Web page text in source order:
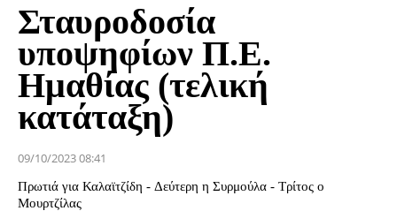
Σταυροδοσία
υποψηφίων Π.Ε.
Ημαθίας (τελική
κατάταξη)
09/10/2023 08:41
Πρωτιά για Καλαϊτζίδη - Δεύτερη η Συρμούλα - Τρίτος ο
Μουρτζίλας